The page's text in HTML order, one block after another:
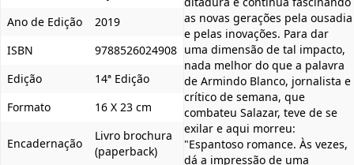
Ano de Edição
2019
ISBN
9788526024908
Edição
14ª Edição
Formato
16 X 23 cm
Encadernação
Livro brochura
(paperback)
as novas gerações pela ousadia
e pelas inovações. Para dar
uma dimensão de tal impacto,
nada melhor do que a palavra
de Armindo Blanco, jornalista e
crítico de semana, que
combateu Salazar, teve de se
exilar e aqui morreu:
"Espantoso romance. Às vezes,
dá a impressão de uma